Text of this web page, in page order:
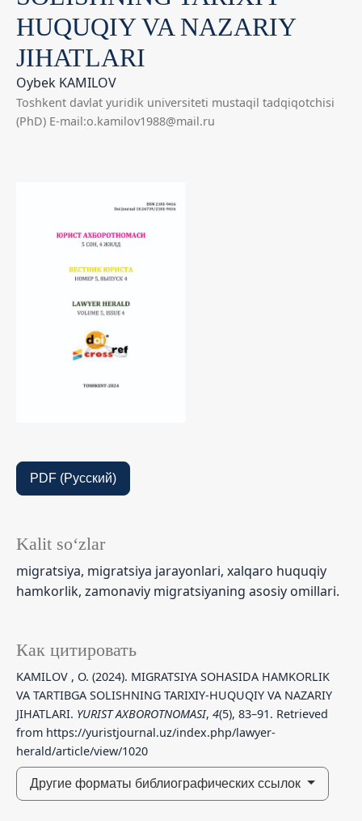
HUQUQIY VA NAZARIY
JIHATLARI
Oybek KAMILOV
Toshkent davlat yuridik universiteti mustaqil tadqiqotchisi
(PhD) E-mail:o.kamilov1988@mail.ru
PDF (Русский)
Kalit so‘zlar
migratsiya, migratsiya jarayonlari, xalqaro huquqiy
hamkorlik, zamonaviy migratsiyaning asosiy omillari.
Как цитировать
KAMILOV , O. (2024). MIGRATSIYA SOHASIDA HAMKORLIK
VA TARTIBGA SOLISHNING TARIXIY-HUQUQIY VA NAZARIY
JIHATLARI. YURIST AXBOROTNOMASI, 4(5), 83–91. Retrieved
from https://yuristjournal.uz/index.php/lawyer-
herald/article/view/1020
Другие форматы библиографических ссылок